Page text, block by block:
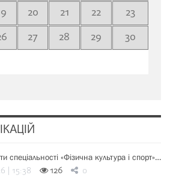
20 21 22
23
27 28 29
30
спеціальності «Фізична культура і спорт»…
| 15:38 126 0